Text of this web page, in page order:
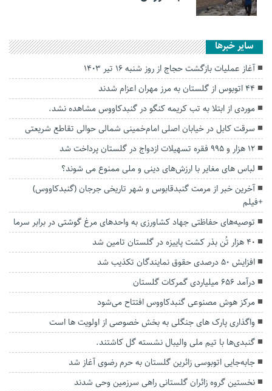
سایر خبرها
آغاز عملیات بازگشت حجاج از روز شنبه ۱۶ تیر ۱۴۰۳
۴۴ اتوبوس از گلستان به مرز مهران اعزام شدند
موردی از ابتلا به تب کریمه کنگو در گنبدکاووس مشاهده نشد.
سرقت کابل در خیابان اصلی امام‌خمینی شمالی حوالی تقاطع شریعتی
۱۲ هزار و ۹۹۵ فقره تسهیلات ازدواج در گلستان پرداخت شد
لباس های مغایر با ارزش‌های دینی و ملی ممنوع می شوند؟
آخرین خبر از مرمت گنبدقابوس و شهر تاریخی جرجان (گنبدکاووس)
+فیلم
توصیه‌های حفاظتی جهاد کشاورزی به واحد‌های مرغ گوشتی در برابر سرما
۴۰ هزار تُن بذر کشت پاییزه در گلستان تامین شد
افزایش 50 درصدی حقوق نمایندگان تکذیب شد
درآمد ۶۵۶ میلیاردی گمرکات گلستان
مرکز هوش مصنوعی گنبدکاووس افتتاح می‌شود
واگذاری پارک های جنگلی به بخش خصوصی از اولویت ها است
گنبدی‌ها با تیم ملی والیبال نشسته گل کاشتند.
جابه‌جایی اتوبوسی زائرین گلستان به حرم رضوی آغاز شد
نخستین گروه زائران گلستانی راهی سرزمین وحی شدند